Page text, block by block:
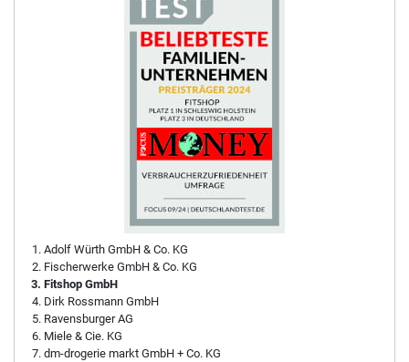
Adolf Würth GmbH & Co. KG
Fischerwerke GmbH & Co. KG
Fitshop GmbH
Dirk Rossmann GmbH
Ravensburger AG
Miele & Cie. KG
dm-drogerie markt GmbH + Co. KG